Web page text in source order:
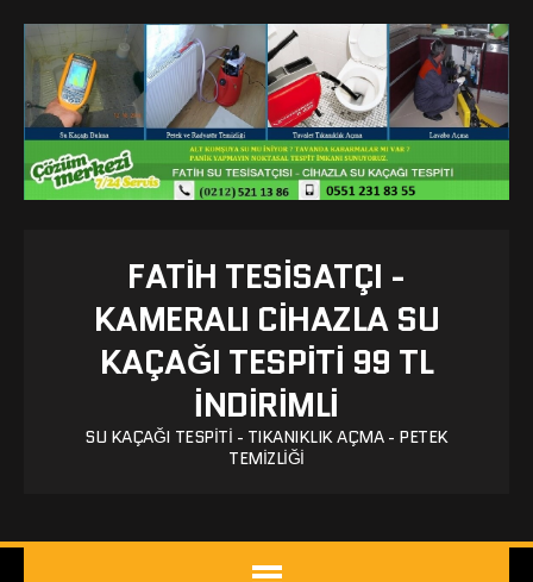
FATIH TESISATÇI -
KAMERALI CIHAZLA SU
KAÇAĞI TESPITI 99 TL
İNDİRİMLİ
SU KAÇAĞI TESPITI - TIKANIKLIK AÇMA - PETEK
TEMIZLIĞI